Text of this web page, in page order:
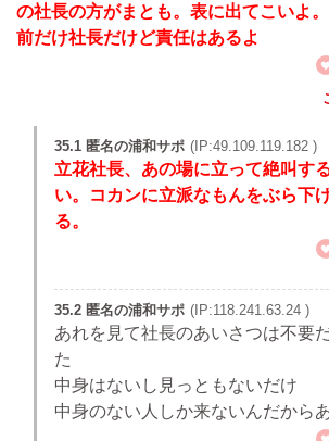
の社長の方がまとも。表に出てこいよ
前だけ社長だけど責任はあるよ
35.1 匿名の浦和サポ (IP:49.109.119.182 )
立花社長、あの場に立って絶叫す
い。コカンに立派なもんをぶら下
る。
35.2 匿名の浦和サポ (IP:118.241.63.24 )
あれを見て社長のあいさつは不要
た
中身はないし見っともないだけ
中身のない人しか来ないんだから